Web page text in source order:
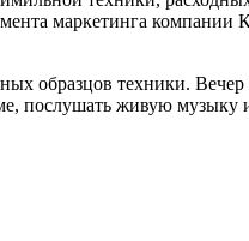
маркетинга
образцов техники.
послушать живую музыку